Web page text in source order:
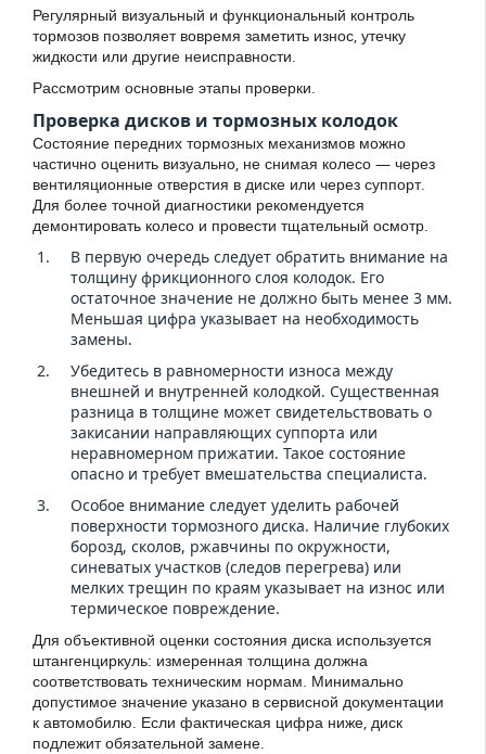
Регулярный визуальный и функциональный контроль
тормозов позволяет вовремя заметить износ, утечку
жидкости или другие неисправности.
Рассмотрим основные этапы проверки.
Проверка дисков и тормозных колодок
Состояние передних тормозных механизмов можно
частично оценить визуально, не снимая колесо — через
вентиляционные отверстия в диске или через суппорт.
Для более точной диагностики рекомендуется
демонтировать колесо и провести тщательный осмотр.
В первую очередь следует обратить внимание на
толщину фрикционного слоя колодок. Его
остаточное значение не должно быть менее 3 мм.
Меньшая цифра указывает на необходимость
замены.
Убедитесь в равномерности износа между
внешней и внутренней колодкой. Существенная
разница в толщине может свидетельствовать о
закисании направляющих суппорта или
неравномерном прижатии. Такое состояние
опасно и требует вмешательства специалиста.
Особое внимание следует уделить рабочей
поверхности тормозного диска. Наличие глубоких
борозд, сколов, ржавчины по окружности,
синеватых участков (следов перегрева) или
мелких трещин по краям указывает на износ или
термическое повреждение.
Для объективной оценки состояния диска используется
штангенциркуль: измеренная толщина должна
соответствовать техническим нормам. Минимально
допустимое значение указано в сервисной документации
к автомобилю. Если фактическая цифра ниже, диск
подлежит обязательной замене.